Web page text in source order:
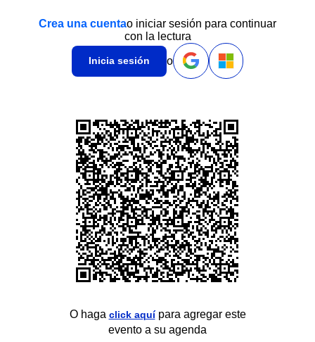
Crea una cuentao iniciar sesión para continuar
con la lectura
Inicia sesión o
O haga click aquípara agregar este
evento a su agenda